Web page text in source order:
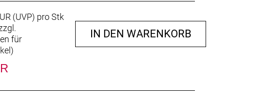
(UVP) pro Stk
für
)
IN DEN WARENKORB